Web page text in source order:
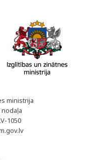
ministrija
1050